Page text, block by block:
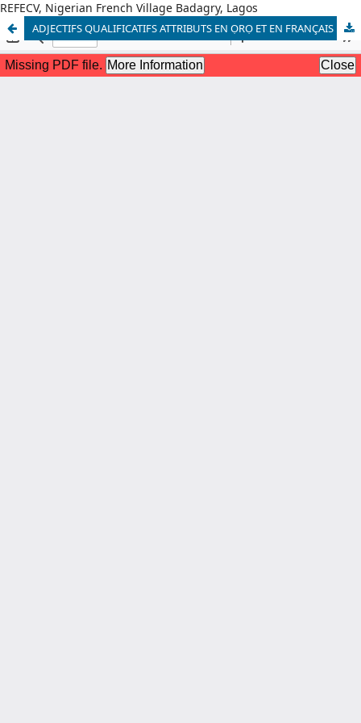
REFECV, Nigerian French Village Badagry, Lagos
ADJECTIFS QUALIFICATIFS ATTRIBUTS EN ỌRỌ ET EN FRANÇAIS : ETUDE CONTRASTIVE ET IMPLICATIONS PÉDAGOGIQUES